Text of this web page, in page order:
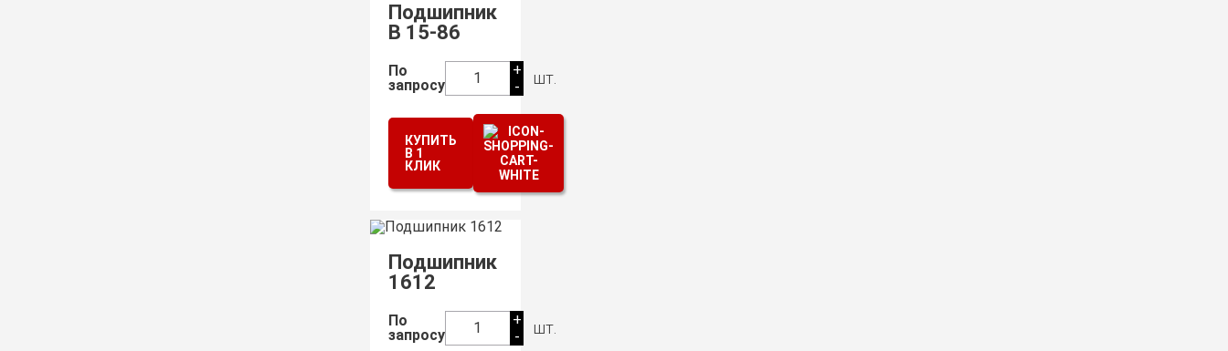
Подшипник
B 15-86
По
запросу
1
+
-
шт.
КУПИТЬ
В 1
КЛИК
Подшипник
1612
По
запросу
1
+
-
шт.